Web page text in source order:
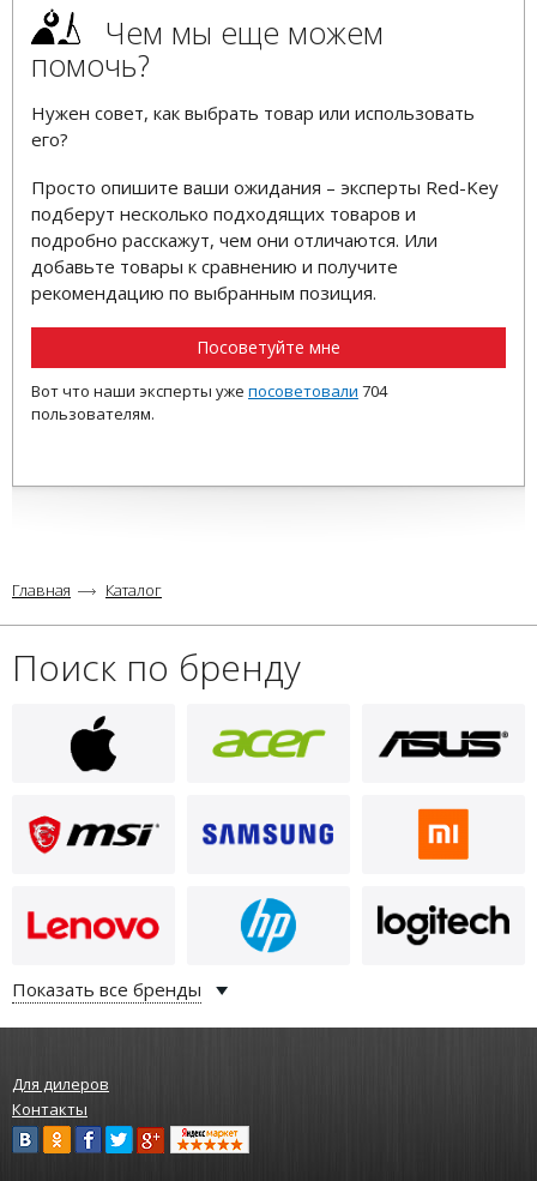
Чем мы еще можем
помочь?
Нужен совет, как выбрать товар или использовать
его?
Просто опишите ваши ожидания – эксперты Red-Key
подберут несколько подходящих товаров и
подробно расскажут, чем они отличаются. Или
добавьте товары к сравнению и получите
рекомендацию по выбранным позиция.
Посоветуйте мне
Вот что наши эксперты уже посоветовали 704
пользователям.
Главная Каталог
Поиск по бренду
Показать все бренды
Для дилеров
Контакты